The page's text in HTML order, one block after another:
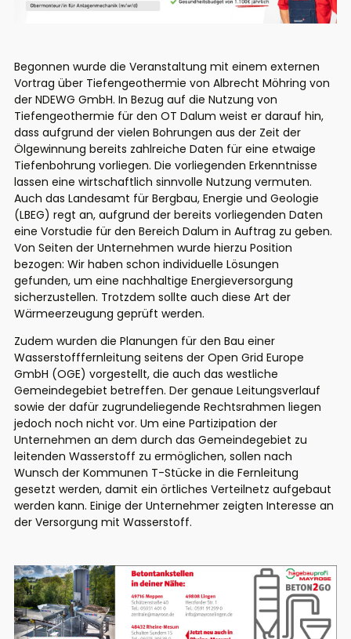
Begonnen wurde die Veranstaltung mit einem externen
Vortrag über Tiefengeothermie von Albrecht Möhring von
der NDEWG GmbH. In Bezug auf die Nutzung von
Tiefengeothermie für den OT Dalum weist er darauf hin,
dass aufgrund der vielen Bohrungen aus der Zeit der
Ölgewinnung bereits zahlreiche Daten für eine etwaige
Tiefenbohrung vorliegen. Die vorliegenden Erkenntnisse
lassen eine wirtschaftlich sinnvolle Nutzung vermuten.
Auch das Landesamt für Bergbau, Energie und Geologie
(LBEG) regt an, aufgrund der bereits vorliegenden Daten
eine Vorstudie für den Bereich Dalum in Auftrag zu geben.
Von Seiten der Unternehmen wurde hierzu Position
bezogen: Wir haben schon individuelle Lösungen
gefunden, um eine nachhaltige Energieversorgung
sicherzustellen. Trotzdem sollte auch diese Art der
Wärmeerzeugung geprüft werden.
Zudem wurden die Planungen für den Bau einer
Wasserstofffernleitung seitens der Open Grid Europe
GmbH (OGE) vorgestellt, die auch das westliche
Gemeindegebiet betreffen. Der genaue Leitungsverlauf
sowie der dafür zugrundeliegende Rechtsrahmen liegen
jedoch noch nicht vor. Um eine Partizipation der
Unternehmen an dem durch das Gemeindegebiet zu
leitenden Wasserstoff zu ermöglichen, sollen nach
Wunsch der Kommunen T-Stücke in die Fernleitung
gesetzt werden, damit ein örtliches Verteilnetz aufgebaut
werden kann. Einige der Unternehmer zeigten Interesse an
der Versorgung mit Wasserstoff.